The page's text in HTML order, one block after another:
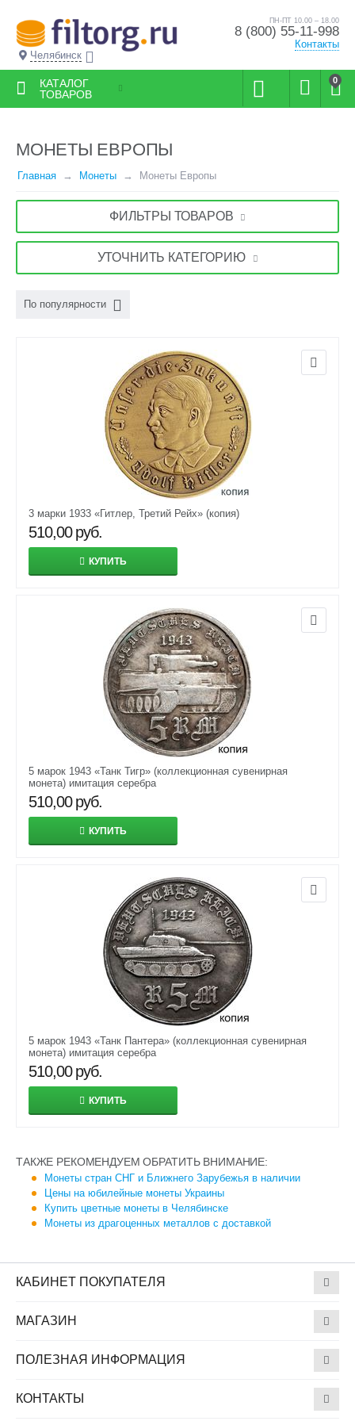
Челябинск
ПН-ПТ 10.00 – 18.00
8 (800) 55-11-998
Контакты
0
КАТАЛОГ
ТОВАРОВ
МОНЕТЫ ЕВРОПЫ
Главная Монеты Монеты Европы
ФИЛЬТРЫ ТОВАРОВ
УТОЧНИТЬ КАТЕГОРИЮ
По популярности
3 марки 1933 «Гитлер, Третий Рейх» (копия)
510,00 руб.
КУПИТЬ
5 марок 1943 «Танк Тигр» (коллекционная сувенирная
монета) имитация серебра
510,00 руб.
КУПИТЬ
5 марок 1943 «Танк Пантера» (коллекционная сувенирная
монета) имитация серебра
510,00 руб.
КУПИТЬ
ТАКЖЕ РЕКОМЕНДУЕМ ОБРАТИТЬ ВНИМАНИЕ:
Монеты стран СНГ и Ближнего Зарубежья в наличии
Цены на юбилейные монеты Украины
Купить цветные монеты в Челябинске
Монеты из драгоценных металлов с доставкой
КАБИНЕТ ПОКУПАТЕЛЯ
МАГАЗИН
ПОЛЕЗНАЯ ИНФОРМАЦИЯ
КОНТАКТЫ